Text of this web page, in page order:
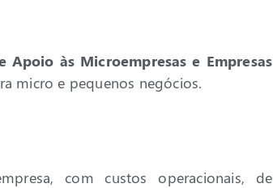
Apoio às Microempresas e Empresas
micro e pequenos negócios.
com custos operacionais, de